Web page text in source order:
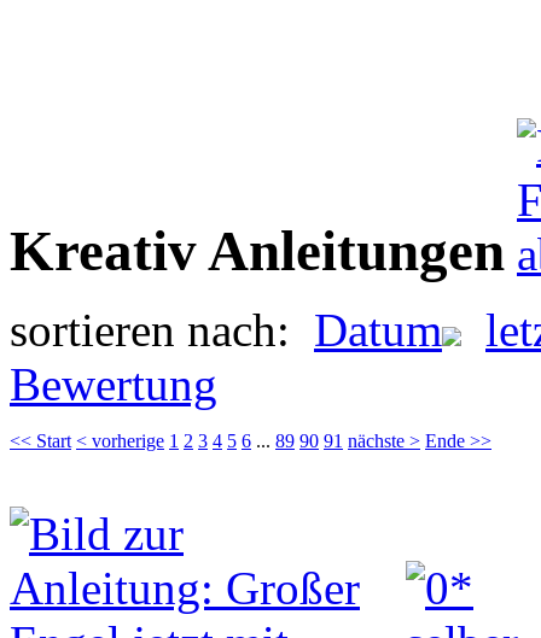
Kreativ Anleitungen
sortieren nach: Datum
Bewertung
<< Start < vorherige 1 2 3 4 5 6 ... 89 90 91 nächste > Ende >>